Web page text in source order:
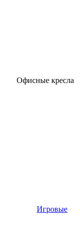
Офисные кресла
Игровые